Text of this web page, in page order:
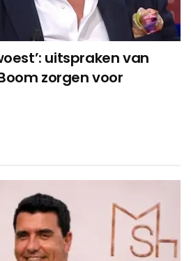
uitspraken van
zorgen voor